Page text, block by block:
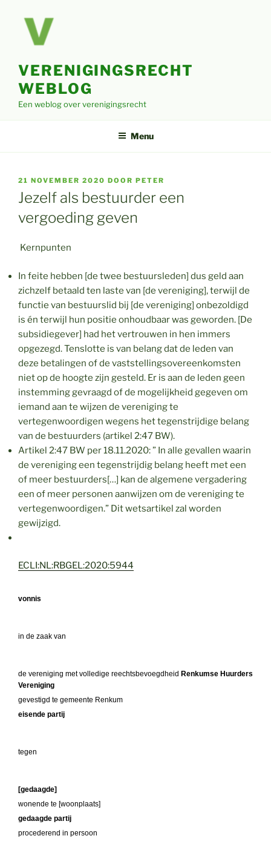
VERENIGINGSRECHT
WEBLOG
Een weblog over verenigingsrecht
Menu
GEPLAATST
OP
21 NOVEMBER 2020 DOOR PETER
Jezelf als bestuurder een
vergoeding geven
Kernpunten
In feite hebben [de twee bestuursleden] dus geld aan
zichzelf betaald ten laste van [de vereniging], terwijl de
functie van bestuurslid bij [de vereniging] onbezoldigd
is én terwijl hun positie onhoudbaar was geworden. [De
subsidiegever] had het vertrouwen in hen immers
opgezegd. Tenslotte is van belang dat de leden van
deze betalingen of de vaststellingsovereenkomsten
niet op de hoogte zijn gesteld. Er is aan de leden geen
instemming gevraagd of de mogelijkheid gegeven om
iemand aan te wijzen de vereniging te
vertegenwoordigen wegens het tegenstrijdige belang
van de bestuurders (artikel 2:47 BW).
Artikel 2:47 BW per 18.11.2020: ” In alle gevallen waarin
de vereniging een tegenstrijdig belang heeft met een
of meer bestuurders[…] kan de algemene vergadering
een of meer personen aanwijzen om de vereniging te
vertegenwoordigen.” Dit wetsartikel zal worden
gewijzigd.
ECLI:NL:RBGEL:2020:5944
vonnis
in de zaak van
de vereniging met volledige reechtsbevoegdheid Renkumse Huurders
Vereniging
gevestigd te gemeente Renkum
eisende partij
tegen
[gedaagde]
wonende te [woonplaats]
gedaagde partij
procederend in persoon